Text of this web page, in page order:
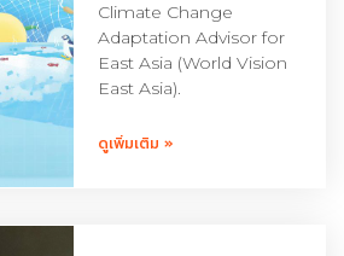
Climate Change
Adaptation Advisor for
East Asia (World Vision
East Asia).
ดูเพิ่มเติม »